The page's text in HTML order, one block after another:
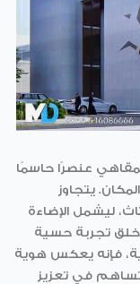
عنصرًا حاسمًا
يتجاوز
ليشمل الإضاءة
خلق تجربة حسية
فإنه يعكس هوية
تساهم في تعزيز